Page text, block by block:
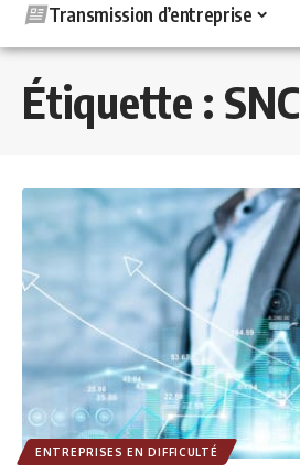
Transmission d’entreprise
Étiquette : SNC
ENTREPRISES EN DIFFICULTÉ